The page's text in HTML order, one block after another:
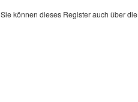
Sie können dieses Register auch über die